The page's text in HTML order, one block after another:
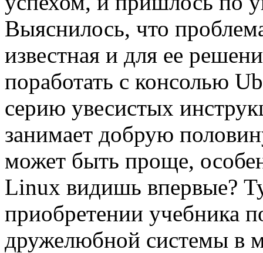
Выяснилось, что
известная и для ее
поработать с консолью
серию увесистых
занимает добрую
может быть проще,
Linux видишь впервые?
приобретении учебника
дружелюбной системы в